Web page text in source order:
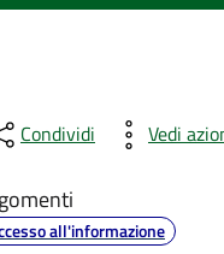
Condividi Vedi
all'informazione